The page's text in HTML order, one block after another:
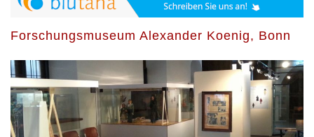
Forschungsmuseum Alexander Koenig, Bonn